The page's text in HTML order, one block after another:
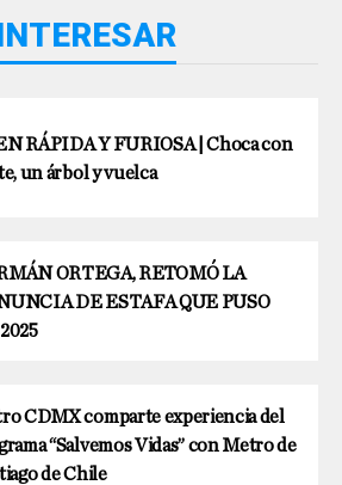
RÁPIDA Y FURIOSA | Choca con
un árbol y vuelca
ORTEGA, RETOMÓ LA
DE ESTAFA QUE PUSO
CDMX comparte experiencia del
“Salvemos Vidas” con Metro de
de Chile